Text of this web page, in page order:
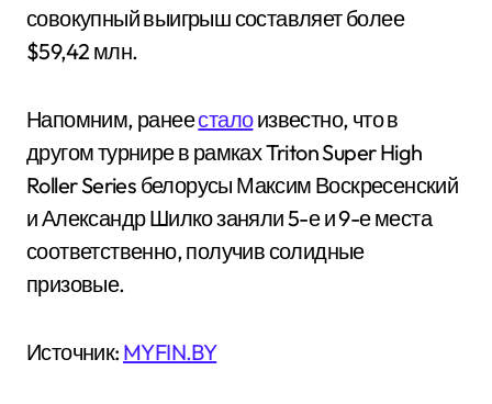
совокупный выигрыш составляет более
$59,42 млн.
Напомним, ранеесталоизвестно, что в
другом турнире в рамках Triton Super High
Roller Series белорусы Максим Воскресенский
и Александр Шилко заняли 5-е и 9-е места
соответственно, получив солидные
призовые.
Источник: MYFIN.BY